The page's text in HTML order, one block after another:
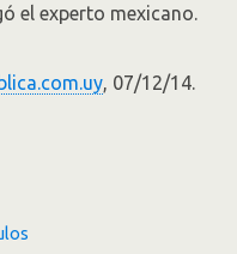
el experto mexicano.
, 07/12/14.